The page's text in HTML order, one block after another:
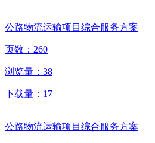
公路物流运输项目综合服务方案
页数： 260
浏览量： 38
下载量： 17
公路物流运输项目综合服务方案